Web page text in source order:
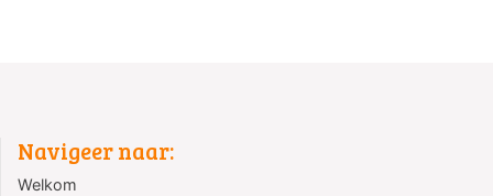
Navigeer naar:
Welkom